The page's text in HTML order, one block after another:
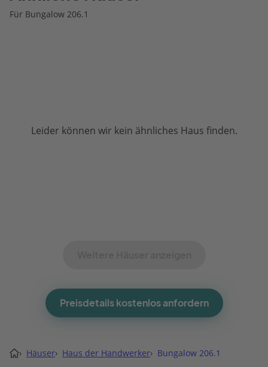
Für Bungalow 206.1
Leider können wir kein ähnliches Haus finden.
Preisdetails kostenlos anfordern
› Häuser› Haus der Handwerker› Bungalow 206.1